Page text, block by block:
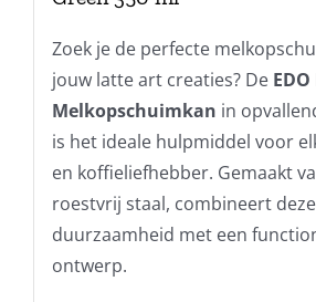
Zoek je de perfecte
jouw latte art creaties? De
Melkopschuimkan in
is het ideale hulpmiddel voor
en koffieliefhebber. Gemaakt
roestvrij staal, combineert
duurzaamheid met een
ontwerp.